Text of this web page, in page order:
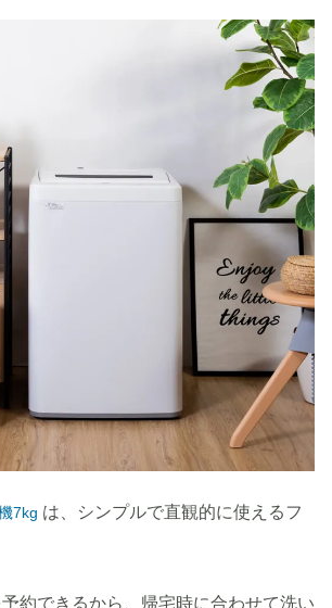
7kg は、シンプルで直観的に使えるフ
約できるから、帰宅時に合わせて洗い